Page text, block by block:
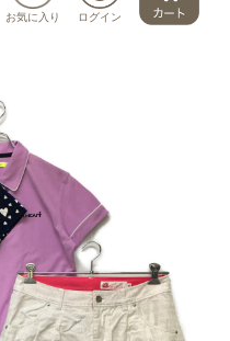
お気に入り ログイン